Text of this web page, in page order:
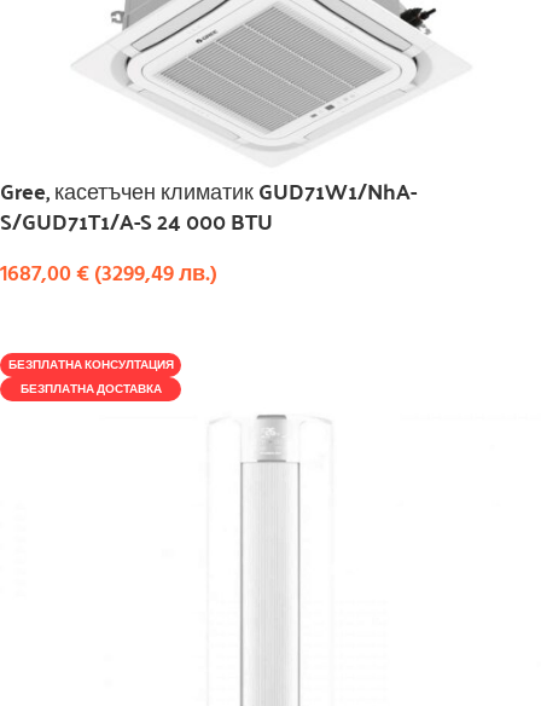
Gree, касетъчен климатик GUD71W1/NhA-
S/GUD71T1/A-S 24 000 BTU
1687,00€(3299,49лв.)
БЕЗПЛАТНА КОНСУЛТАЦИЯ
БЕЗПЛАТНА ДОСТАВКА